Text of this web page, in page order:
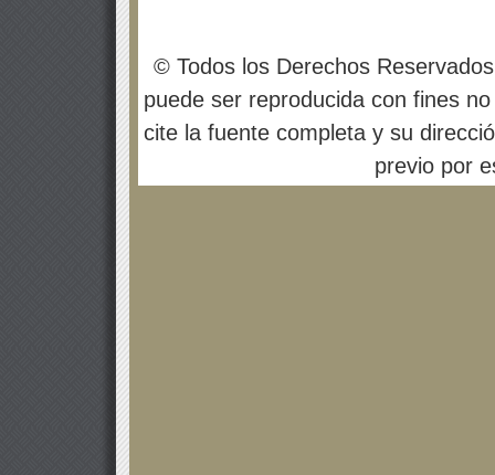
© Todos los Derechos
puede ser reproducida con fines
cite la fuente completa y su
previo por